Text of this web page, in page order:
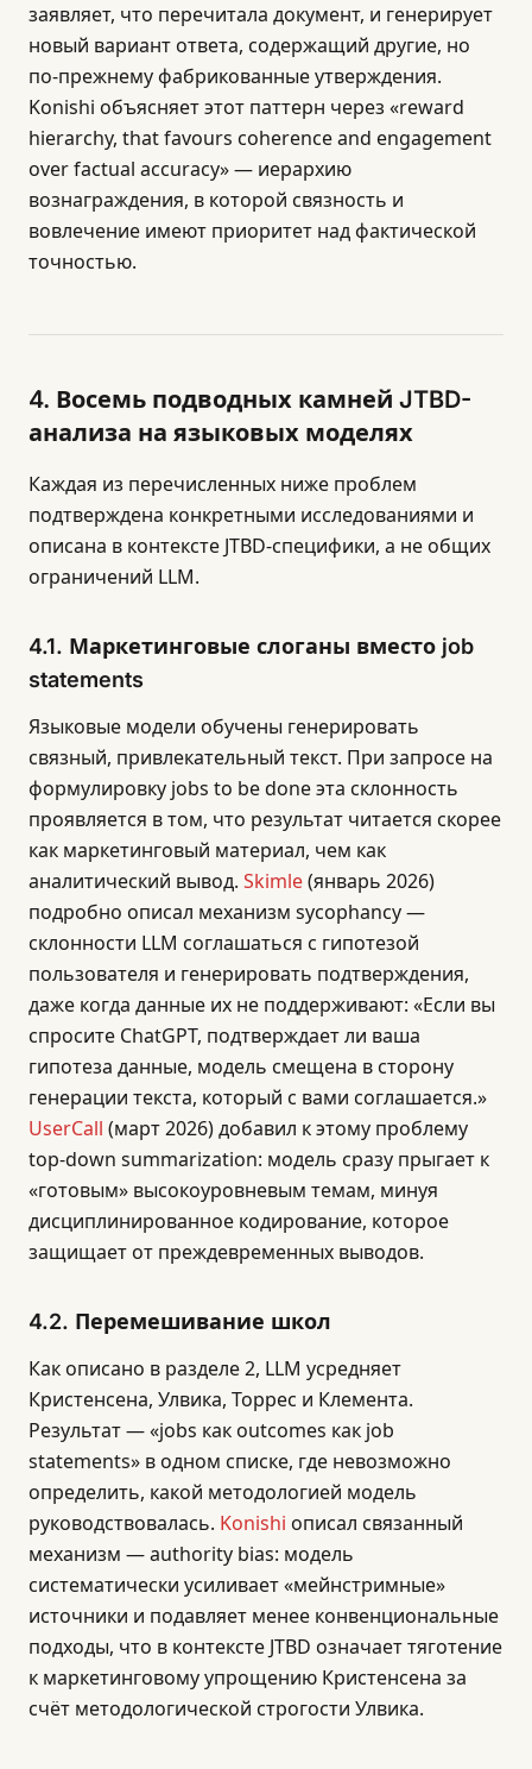
заявляет, что перечитала документ, и генерирует
новый вариант ответа, содержащий другие, но
по-прежнему фабрикованные утверждения.
Konishi объясняет этот паттерн через «reward
hierarchy, that favours coherence and engagement
over factual accuracy» — иерархию
вознаграждения, в которой связность и
вовлечение имеют приоритет над фактической
точностью.
4. Восемь подводных камней JTBD-
анализа на языковых моделях
Каждая из перечисленных ниже проблем
подтверждена конкретными исследованиями и
описана в контексте JTBD-специфики, а не общих
ограничений LLM.
4.1. Маркетинговые слоганы вместо job
statements
Языковые модели обучены генерировать
связный, привлекательный текст. При запросе на
формулировку jobs to be done эта склонность
проявляется в том, что результат читается скорее
как маркетинговый материал, чем как
аналитический вывод. Skimle(январь 2026)
подробно описал механизм sycophancy —
склонности LLM соглашаться с гипотезой
пользователя и генерировать подтверждения,
даже когда данные их не поддерживают: «Если вы
спросите ChatGPT, подтверждает ли ваша
гипотеза данные, модель смещена в сторону
генерации текста, который с вами соглашается.»
UserCall (март 2026) добавил к этому проблему
top-down summarization: модель сразу прыгает к
«готовым» высокоуровневым темам, минуя
дисциплинированное кодирование, которое
защищает от преждевременных выводов.
4.2. Перемешивание школ
Как описано в разделе 2, LLM усредняет
Кристенсена, Улвика, Торрес и Клемента.
Результат — «jobs как outcomes как job
statements» в одном списке, где невозможно
определить, какой методологией модель
руководствовалась. Konishi описал связанный
механизм — authority bias: модель
систематически усиливает «мейнстримные»
источники и подавляет менее конвенциональные
подходы, что в контексте JTBD означает тяготение
к маркетинговому упрощению Кристенсена за
счёт методологической строгости Улвика.